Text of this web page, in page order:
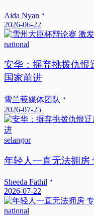
Aida Nyan
2026-06-22
national
安华：摒弃挑拨仇恨
国家前进
雪兰莪媒体团队
2026-07-25
selangor
年轻人一直无法拥房
Sheeda Fathil
2026-07-22
national